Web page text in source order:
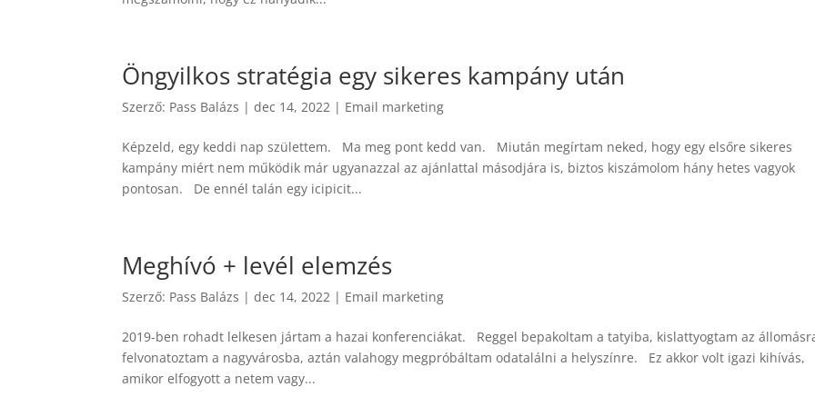
Öngyilkos stratégia egy sikeres kampány után
Szerző: Pass Balázs |dec 14, 2022 | Email marketing
Képzeld, egy keddi nap születtem. Ma meg pont kedd van. Miután megírtam neked, hogy egy elsőre sikeres
kampány miért nem működik már ugyanazzal az ajánlattal másodjára is, biztos kiszámolom hány hetes vagyok
pontosan. De ennél talán egy icipicit...
Meghívó + levél elemzés
Szerző: Pass Balázs |dec 14, 2022 | Email marketing
2019-ben rohadt lelkesen jártam a hazai konferenciákat. Reggel bepakoltam a tatyiba, kislattyogtam az
felvonatoztam a nagyvárosba, aztán valahogy megpróbáltam odatalálni a helyszínre. Ez akkor volt igazi kihívás,
amikor elfogyott a netem vagy...